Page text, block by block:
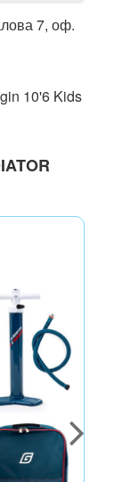
7, оф.
10'6 Kids